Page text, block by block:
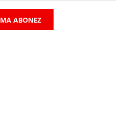
MA ABONEZ